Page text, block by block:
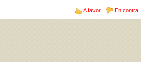
A favor En contra